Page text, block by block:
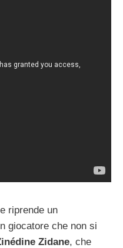
riprende un
giocatore che non si
Zidane, che